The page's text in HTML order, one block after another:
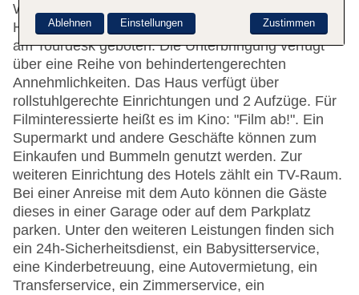
WLAN ist in den öffentlichen Bereichen verfügbar.
Hilfestellung bei der Buchung von Ausflügen wird
am Tourdesk geboten. Die Unterbringung verfügt
über eine Reihe von behindertengerechten
Annehmlichkeiten. Das Haus verfügt über
rollstuhlgerechte Einrichtungen und 2 Aufzüge. Für
Filminteressierte heißt es im Kino: "Film ab!". Ein
Supermarkt und andere Geschäfte können zum
Einkaufen und Bummeln genutzt werden. Zur
weiteren Einrichtung des Hotels zählt ein TV-Raum.
Bei einer Anreise mit dem Auto können die Gäste
dieses in einer Garage oder auf dem Parkplatz
parken. Unter den weiteren Leistungen finden sich
ein 24h-Sicherheitsdienst, ein Babysitterservice,
eine Kinderbetreuung, eine Autovermietung, ein
Transferservice, ein Zimmerservice, ein
Zustimmen
Ablehnen Einstellungen